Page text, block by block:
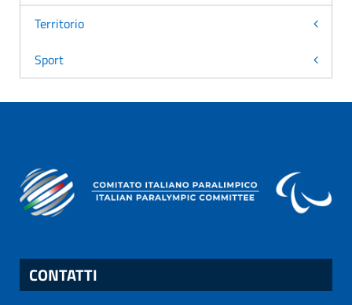
Territorio
Sport
CONTATTI